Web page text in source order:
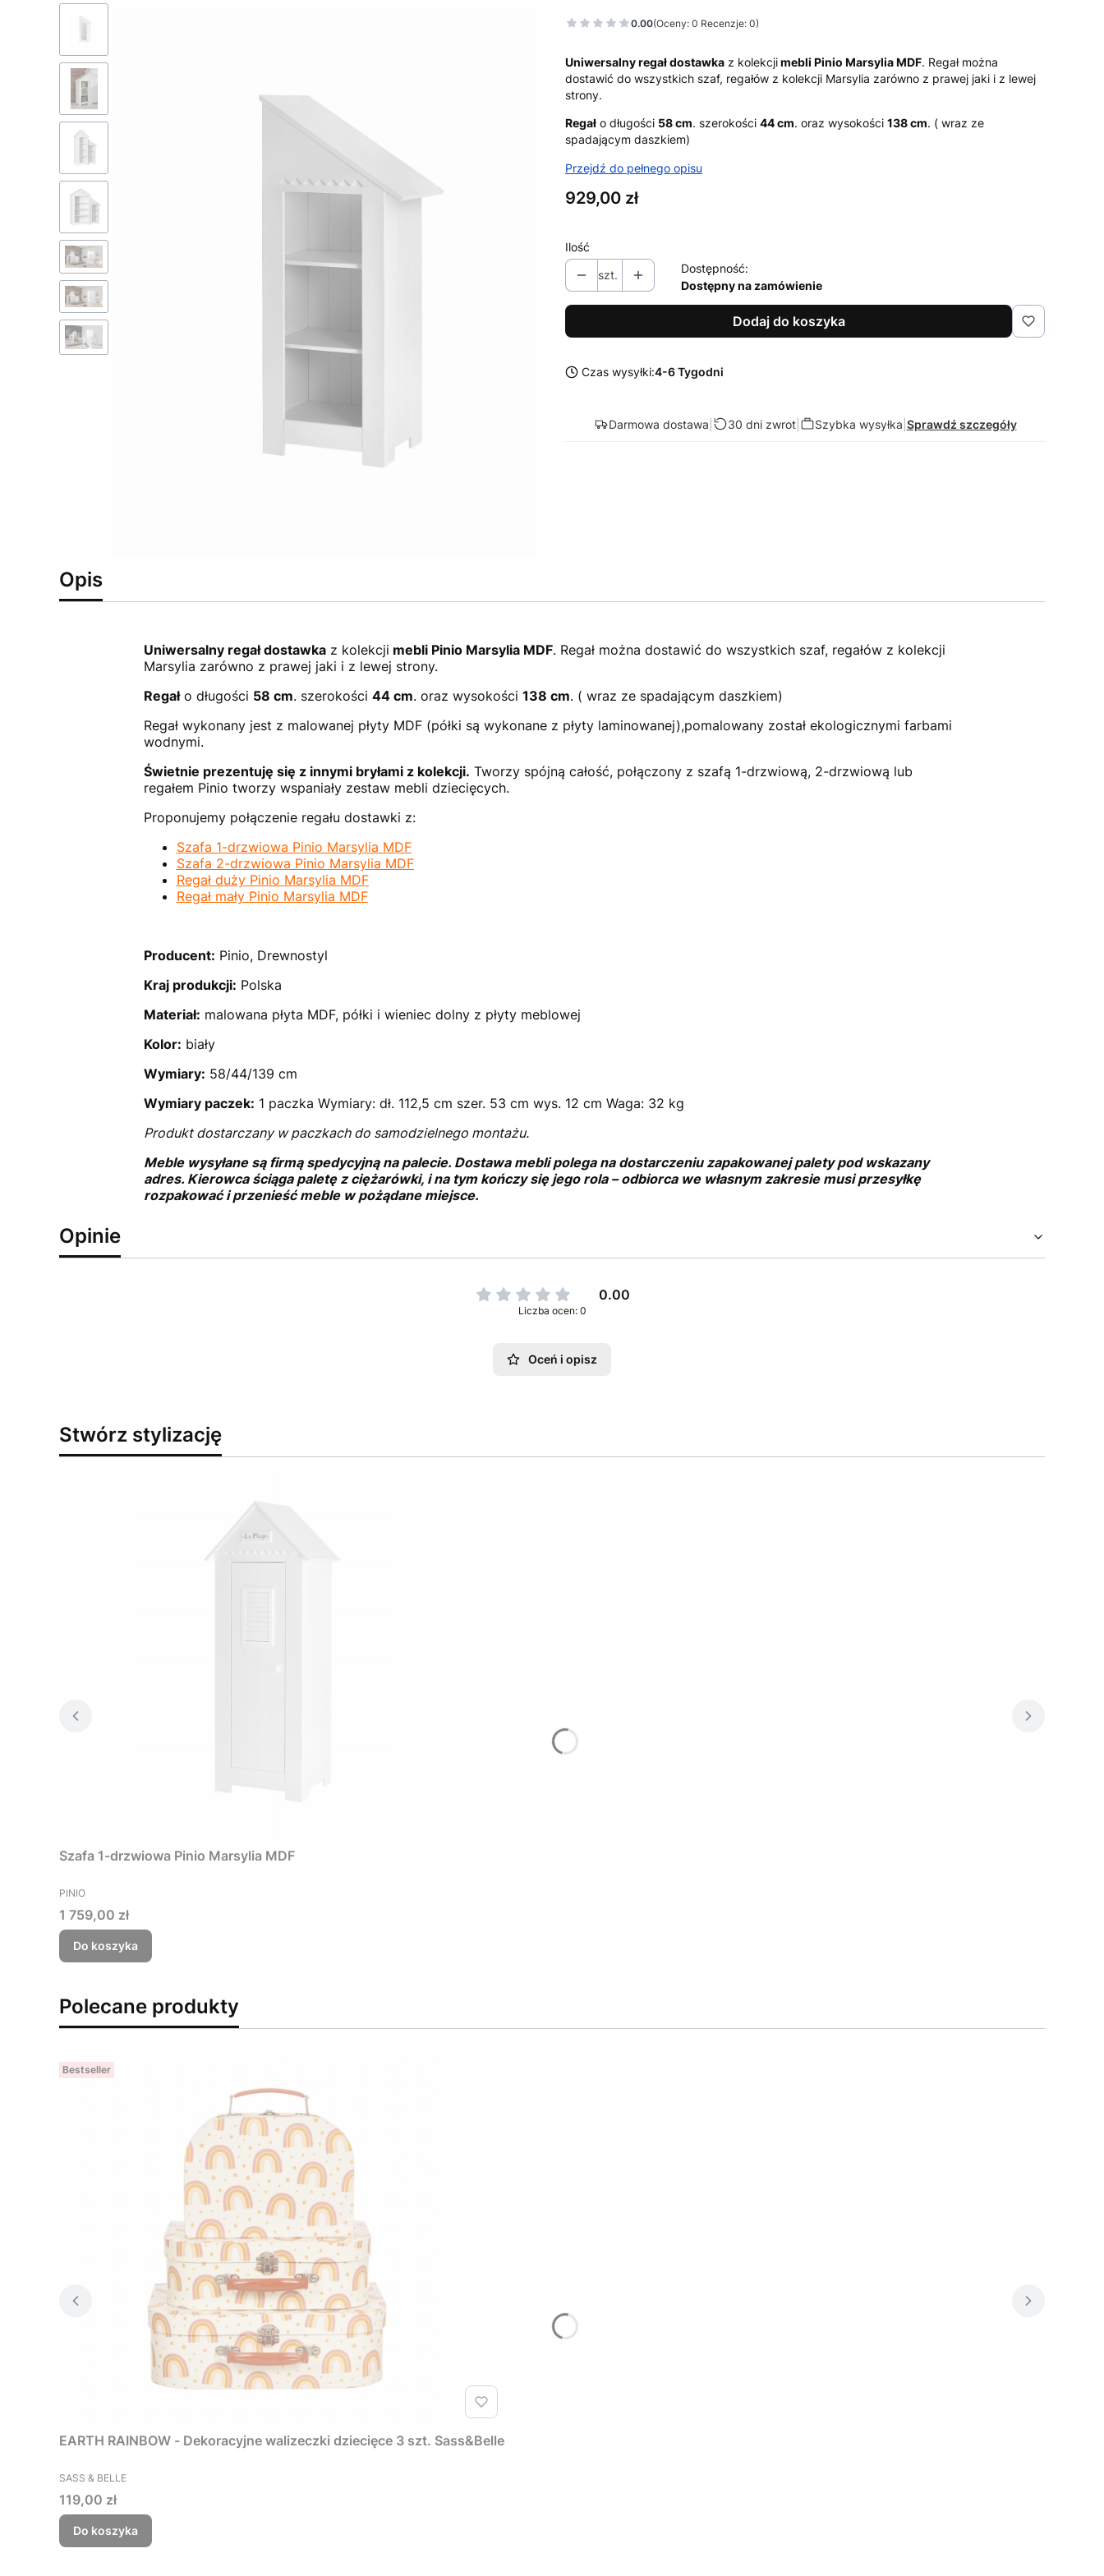
0.00(Oceny: 0 Recenzje: 0)
Uniwersalny regał dostawka z kolekcjimebli Pinio Marsylia MDF. Regał można
dostawić do wszystkich szaf, regałów z kolekcji Marsylia zarówno z prawej jaki i z lewej
strony.
Regał o długości 58 cm. szerokości 44 cm. oraz wysokości 138 cm. ( wraz ze
spadającym daszkiem)
Przejdź do pełnego opisu
Cena
929,00 zł
Ilość
szt.
Dostępność:
Dostępny na zamówienie
Dodaj do koszyka
Czas wysyłki:4-6 Tygodni
Darmowa dostawa 30 dni zwrot| Szybka wysyłka Sprawdź szczegóły
Opis
Uniwersalny regał dostawkaz kolekcji mebli Pinio Marsylia MDF. Regał można dostawić do wszystkich szaf, regałów z kolekcji
Marsylia zarówno z prawej jaki i z lewej strony.
Regało długości 58 cm. szerokości 44 cm. oraz wysokości 138 cm. ( wraz ze spadającym daszkiem)
Regał wykonany jest z malowanej płyty MDF (półki są wykonane z płyty laminowanej),pomalowany został ekologicznymi farbami
wodnymi.
Świetnie prezentuję się z innymi bryłami z kolekcji. Tworzy spójną całość, połączony z szafą 1-drzwiową, 2-drzwiową lub
regałem Pinio tworzy wspaniały zestaw mebli dziecięcych.
Proponujemy połączenie regału dostawki z:
Szafa 1-drzwiowa Pinio Marsylia MDF
Szafa 2-drzwiowa Pinio Marsylia MDF
Regał duży Pinio Marsylia MDF
Regał mały Pinio Marsylia MDF
Producent: Pinio, Drewnostyl
Kraj produkcji: Polska
Materiał: malowana płyta MDF, półki i wieniec dolny z płyty meblowej
Kolor: biały
Wymiary: 58/44/139 cm
Wymiary paczek: 1 paczka Wymiary: dł. 112,5 cm szer. 53 cm wys. 12 cm Waga: 32 kg
Produkt dostarczany w paczkach do samodzielnego montażu.
Meble wysyłane są firmą spedycyjną na palecie. Dostawa mebli polega na dostarczeniu zapakowanej palety pod wskazany
adres. Kierowca ściąga paletę z ciężarówki, i na tym kończy się jego rola – odbiorca we własnym zakresie musi przesyłkę
rozpakować i przenieść meble w pożądane miejsce.
Opinie
0.00
Liczba ocen: 0
Oceń i opisz
Stwórz stylizację
Szafa 1-drzwiowa Pinio Marsylia MDF
PRODUCENT
PINIO
Cena
1 759,00 zł
Do koszyka
Polecane produkty
Bestseller
EARTH RAINBOW - Dekoracyjne walizeczki dziecięce 3 szt. Sass&Belle
PRODUCENT
SASS & BELLE
Cena
119,00 zł
Do koszyka